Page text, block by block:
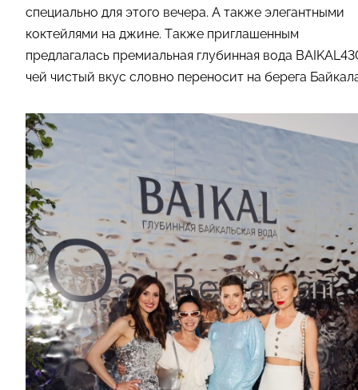
специально для этого вечера. А также элегантными
коктейлями на джине. Также приглашенным
предлагалась премиальная глубинная вода
чей чистый вкус словно переносит на берега